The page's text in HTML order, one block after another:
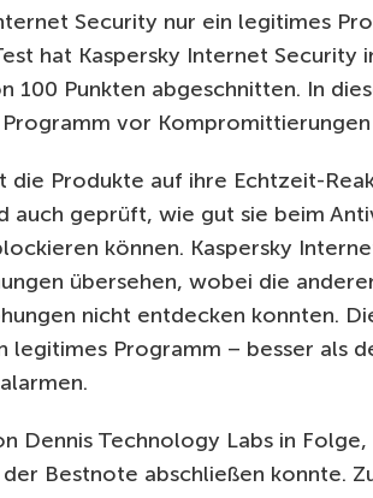
Security nur ein legitimes
hat Kaspersky Internet Security
100 Punkten abgeschnitten. In
vor
die Produkte auf ihre Echtzeit-
auch geprüft, wie gut sie beim
können. Kaspersky
übersehen, wobei die
nicht entdecken konnten.
legitimes Programm – besser als
Dennis Technology Labs in Folge,
Bestnote abschließen konnte.